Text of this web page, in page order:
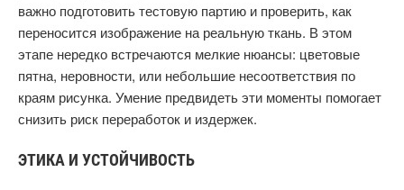
важно подготовить тестовую партию и проверить, как
переносится изображение на реальную ткань. В этом
этапе нередко встречаются мелкие нюансы: цветовые
пятна, неровности, или небольшие несоответствия по
краям рисунка. Умение предвидеть эти моменты помогает
снизить риск переработок и издержек.
ЭТИКА И УСТОЙЧИВОСТЬ